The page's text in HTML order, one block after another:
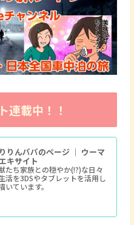
連載中！！
りんパパのページ ｜ ウーマ
キサイト
たち家族との穏やか(!?)な日々
活を3DSやタブレットを活用し
いています。